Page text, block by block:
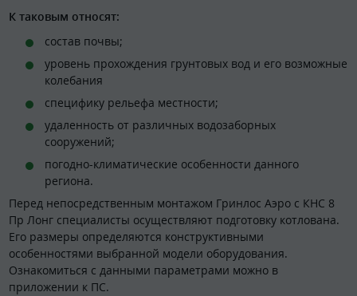
К таковым относят:
состав почвы;
уровень прохождения грунтовых вод и его возможные
колебания
специфику рельефа местности;
удаленность от различных водозаборных
сооружений;
погодно-климатические особенности данного
региона.
Перед непосредственным монтажом Гринлос Аэро с КНС 8
Пр Лонг специалисты осуществляют подготовку котлована.
Его размеры определяются конструктивными
особенностями выбранной модели оборудования.
Ознакомиться с данными параметрами можно в
приложении к ПС.